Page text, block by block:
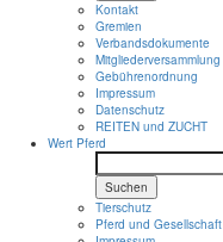
Kontakt
Gremien
Verbandsdokumente
Mitgliederversammlung
Gebührenordnung
Impressum
Datenschutz
REITEN und ZUCHT
Wert Pferd
Suchen
Tierschutz
Pferd und Gesellschaft